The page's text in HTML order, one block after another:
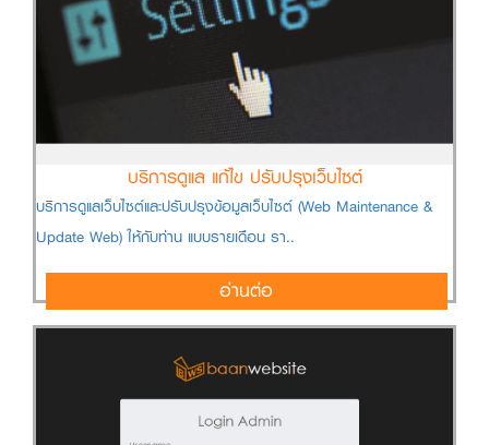
บริการดูแล แก้ไข ปรับปรุงเว็บไซต์
บริการดูแลเว็บไซต์และปรับปรุงข้อมูลเว็บไซต์ (Web Maintenance &
Update Web) ให้กับท่าน แบบรายเดือน รา..
อ่านต่อ